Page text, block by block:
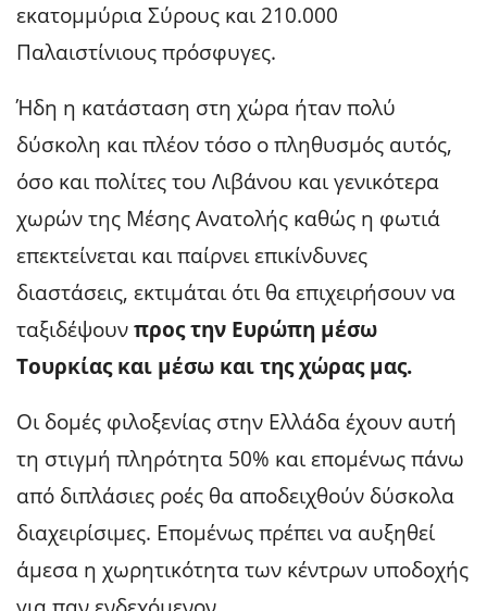
εκατομμύρια Σύρους και 210.000
Παλαιστίνιους πρόσφυγες.
Ήδη η κατάσταση στη χώρα ήταν πολύ
δύσκολη και πλέον τόσο ο πληθυσμός αυτός,
όσο και πολίτες του Λιβάνου και γενικότερα
χωρών της Μέσης Ανατολής καθώς η φωτιά
επεκτείνεται και παίρνει επικίνδυνες
διαστάσεις, εκτιμάται ότι θα επιχειρήσουν να
ταξιδέψουνπρος την Ευρώπη μέσω
Τουρκίας και μέσω και της χώρας μας.
Οι δομές φιλοξενίας στην Ελλάδα έχουν αυτή
τη στιγμή πληρότητα 50% και επομένως πάνω
από διπλάσιες ροές θα αποδειχθούν δύσκολα
διαχειρίσιμες. Επομένως πρέπει να αυξηθεί
άμεσα η χωρητικότητα των κέντρων υποδοχής